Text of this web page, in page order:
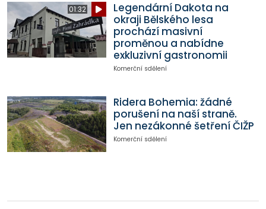
01:32
Legendární Dakota na
okraji Bělského lesa
prochází masivní
proměnou a nabídne
exkluzivní gastronomii
Komerční sdělení
Ridera Bohemia: žádné
porušení na naší straně.
Jen nezákonné šetření ČIŽP
Komerční sdělení